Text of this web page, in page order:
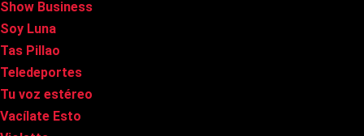
Show Business
Soy Luna
Tas Pillao
Teledeportes
Tu voz estéreo
Vacílate Esto